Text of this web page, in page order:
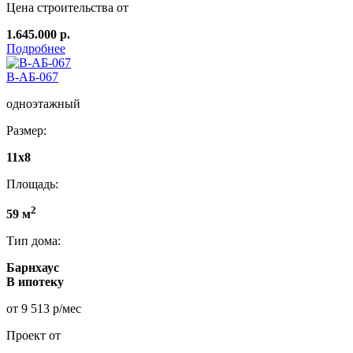
Цена строительства от
1.645.000 р.
Подробнее
В-АБ-067
одноэтажный
Размер:
11x8
Площадь:
59 м2
Тип дома:
Барнхаус
В ипотеку
от 9 513 р/мес
Проект от